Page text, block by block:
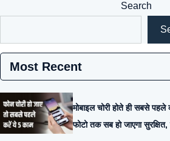
Search
Most Recent
मोबाइल चोरी होते ही सबसे
फोटो तक सब हो जाएगा